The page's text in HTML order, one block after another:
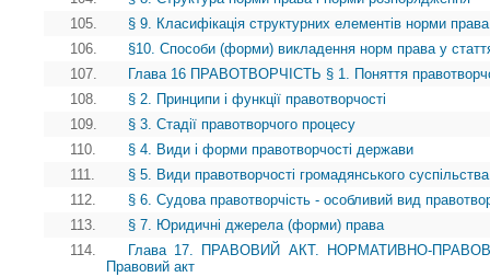
105.
§ 9. Класифікація структурних елементів норми
106.
§10. Способи (форми) викладення норм права у
107.
Глава 16 ПРАВОТВОРЧІСТЬ § 1. Поняття
108.
§ 2. Принципи і функції правотворчості
109.
§ 3. Стадії правотворчого процесу
110.
§ 4. Види і форми правотворчості держави
111.
§ 5. Види правотворчості громадянського суспільства
112.
§ 6. Судова правотворчість - особливий вид
113.
§ 7. Юридичні джерела (форми) права
114.
Глава 17. ПРАВОВИЙ АКТ. НОРМАТИВНО-
Правовий акт